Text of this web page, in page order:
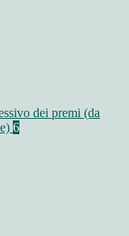
dei premi (da
6